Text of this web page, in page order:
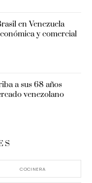
en Venezuela
y comercial
a sus 68 años
venezolano
COCINERA